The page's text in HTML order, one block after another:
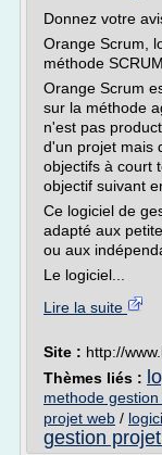
Donnez votre
Orange Scrum,
méthode SCRUM
Orange Scrum
sur la méthode
n'est pas
d'un projet mais
objectifs à court
objectif suivant
Ce logiciel de
adapté aux
ou aux
Le logiciel...
Lire la suite
Site : http://
Thèmes liés :
methode
projet web /
gestion